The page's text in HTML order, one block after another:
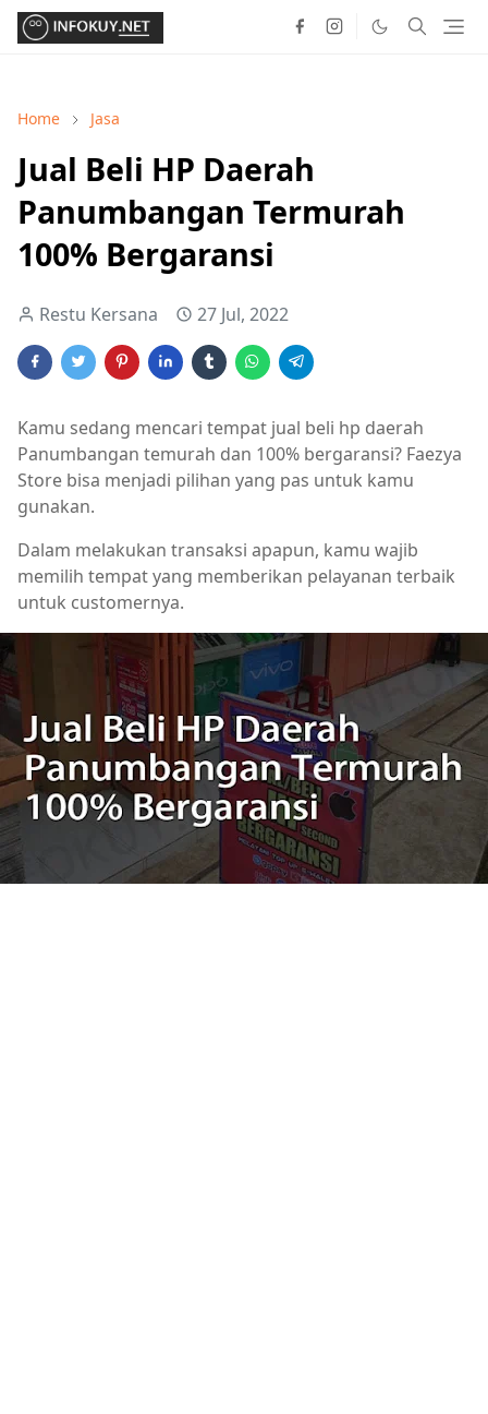
Home Jasa
Jual Beli HP Daerah
Panumbangan Termurah
100% Bergaransi
Restu Kersana 27 Jul, 2022
Kamu sedang mencari tempat jual beli hp daerah
Panumbangan temurah dan 100% bergaransi? Faezya
Store bisa menjadi pilihan yang pas untuk kamu
gunakan.
Dalam melakukan transaksi apapun, kamu wajib
memilih tempat yang memberikan pelayanan terbaik
untuk customernya.